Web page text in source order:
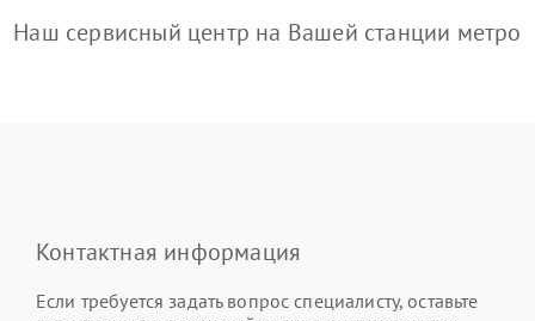
Наш сервисный центр на Вашей станции метро
Контактная информация
Если требуется задать вопрос специалисту, оставьте